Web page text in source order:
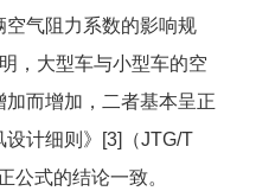
气阻力系数的影响规
，大型车与小型车的空
而增加，二者基本呈正
计细则》[3]（JTG/T
公式的结论一致。